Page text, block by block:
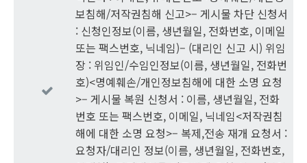
보침해/저작권침해 신고>– 게시물 차단 신청서
: 신청인정보(이름, 생년월일, 전화번호, 이메일
또는 팩스번호, 닉네임)– (대리인 신고 시) 위임
장 : 위임인/수임인정보(이름, 생년월일, 전화번
호)<명예훼손/개인정보침해에 대한 소명 요청
>– 게시물 복원 신청서 : 이름, 생년월일, 전화
번호 또는 팩스번호, 이메일, 닉네임<저작권침
해에 대한 소명 요청>– 복제,전송 재개 요청서 :
요청자/대리인 정보(이름, 생년월일, 전화번호,